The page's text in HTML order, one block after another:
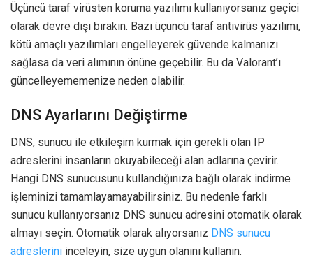
Üçüncü taraf virüsten koruma yazılımı kullanıyorsanız geçici
olarak devre dışı bırakın. Bazı üçüncü taraf antivirüs yazılımı,
kötü amaçlı yazılımları engelleyerek güvende kalmanızı
sağlasa da veri alımının önüne geçebilir. Bu da Valorant’ı
güncelleyememenize neden olabilir.
DNS Ayarlarını Değiştirme
DNS, sunucu ile etkileşim kurmak için gerekli olan IP
adreslerini insanların okuyabileceği alan adlarına çevirir.
Hangi DNS sunucusunu kullandığınıza bağlı olarak indirme
işleminizi tamamlayamayabilirsiniz. Bu nedenle farklı
sunucu kullanıyorsanız DNS sunucu adresini otomatik olarak
almayı seçin. Otomatik olarak alıyorsanız DNS sunucu
adreslerini inceleyin, size uygun olanını kullanın.